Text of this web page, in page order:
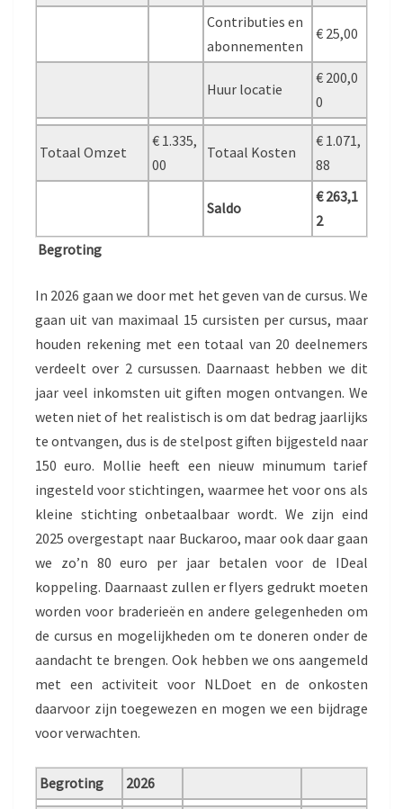
Contributies en
abonnementen
€ 25,00
Huur locatie
€ 200,0
0
Totaal Omzet
€ 1.335,
00
Totaal Kosten
€ 1.071,
88
Saldo
€ 263,1
2
Begroting
In 2026 gaan we door met het geven van de cursus. We
gaan uit van maximaal 15 cursisten per cursus, maar
houden rekening met een totaal van 20 deelnemers
verdeelt over 2 cursussen. Daarnaast hebben we dit
jaar veel inkomsten uit giften mogen ontvangen. We
weten niet of het realistisch is om dat bedrag jaarlijks
te ontvangen, dus is de stelpost giften bijgesteld naar
150 euro. Mollie heeft een nieuw minumum tarief
ingesteld voor stichtingen, waarmee het voor ons als
kleine stichting onbetaalbaar wordt. We zijn eind
2025 overgestapt naar Buckaroo, maar ook daar gaan
we zo’n 80 euro per jaar betalen voor de IDeal
koppeling. Daarnaast zullen er flyers gedrukt moeten
worden voor braderieën en andere gelegenheden om
de cursus en mogelijkheden om te doneren onder de
aandacht te brengen. Ook hebben we ons aangemeld
met een activiteit voor NLDoet en de onkosten
daarvoor zijn toegewezen en mogen we een bijdrage
voor verwachten.
Begroting 2026